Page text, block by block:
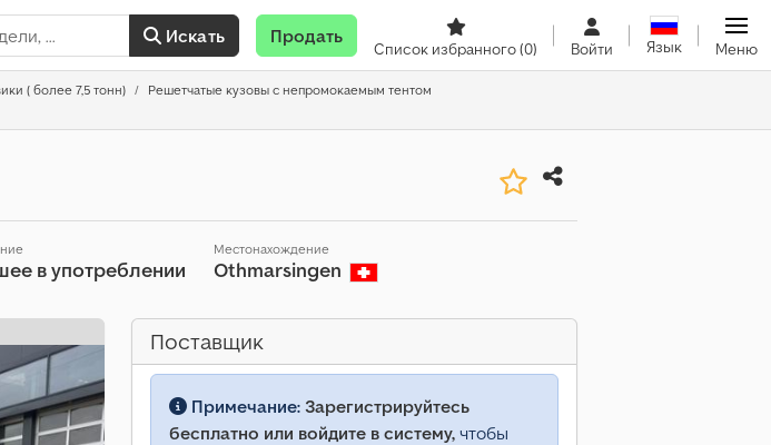
Искать Продать
Список избранного(0) Войти Язык Меню
( более 7,5 тонн)
Решетчатые кузовы с непромокаемым тентом
в употреблении
Местонахождение
Othmarsingen
Поставщик
Примечание: Зарегистрируйтесь
бесплатно или войдите в систему, чтобы